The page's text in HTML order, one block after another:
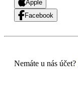
Apple
Facebook
Nemáte u nás účet?